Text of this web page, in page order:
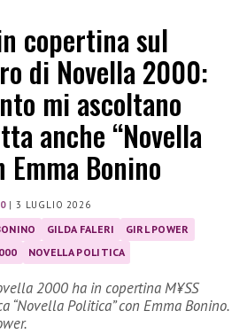
copertina sul
di Novella 2000:
mi ascoltano
anche “Novella
Emma Bonino
|3 LUGLIO 2026
GILDA FALERI
GIRL POWER
NOVELLA POLITICA
2000 ha in copertina M¥SS
“Novella Politica” con Emma Bonino.